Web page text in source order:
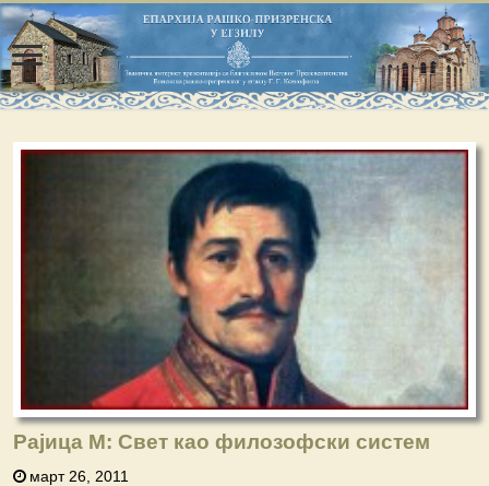
Рајица М: Свет као филозофски систем
март 26, 2011